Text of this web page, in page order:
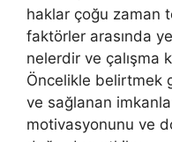
haklar çoğu zaman
faktörler arasında
nelerdir ve çalışma
Öncelikle belirtmek
ve sağlanan
motivasyonunu ve